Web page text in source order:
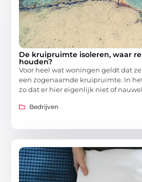
De kruipruimte isoleren, waar
houden?
Voor heel wat woningen geldt dat
een zogenaamde kruipruimte. In
zo dat er hier eigenlijk niet of
Bedrijven